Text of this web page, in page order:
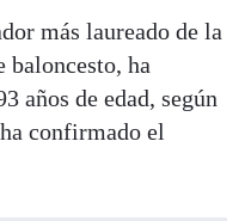
más laureado de la
ha
años de edad, según
confirmado el